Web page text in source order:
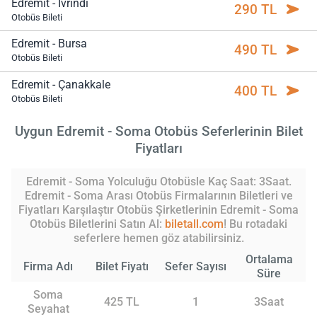
Edremit - İvrindi
Otobüs Bileti 290 TL
Edremit - Bursa
Otobüs Bileti 490 TL
Edremit - Çanakkale
Otobüs Bileti 400 TL
Uygun Edremit - Soma Otobüs Seferlerinin Bilet
Fiyatları
Edremit - Soma Yolculuğu Otobüsle Kaç Saat: 3Saat.
Edremit - Soma Arası Otobüs Firmalarının Biletleri ve
Fiyatları Karşılaştır Otobüs Şirketlerinin Edremit - Soma
Otobüs Biletlerini Satın Al: biletall.com! Bu rotadaki
seferlere hemen göz atabilirsiniz.
Firma Adı Bilet Fiyatı Sefer Sayısı
Ortalama
Süre
Soma
Seyahat
425 TL 1 3Saat